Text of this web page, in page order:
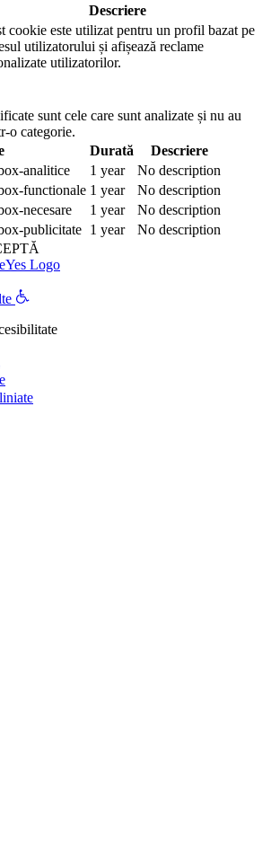
Descriere
cookie este utilizat pentru un profil bazat pe
utilizatorului și afișează reclame
utilizatorilor.
sunt cele care sunt analizate și nu au
o categorie.
Durată
Descriere
analitice
1 year
No description
functionale 1 year
No description
necesare
1 year
No description
publicitate 1 year
No description